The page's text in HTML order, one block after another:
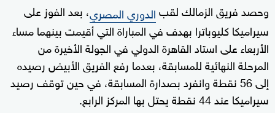
وحصد فريق الزمالك لقبالدوري المصري، بعد الفوز على
سيراميكا كليوباترا بهدف في المباراة التي أقيمت بينهما مساء
الأربعاء على استاد القاهرة الدولي في الجولة الأخيرة من
المرحلة النهائية للمسابقة، بعدما رفع الفريق الأبيض رصيده
إلى 56 نقطة وانفرد بصدارة المسابقة، في حين توقف رصيد
سيراميكا عند 44 نقطة يحتل بها المركز الرابع.